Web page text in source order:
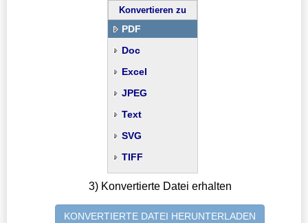
Konvertieren zu
PDF
Doc
Excel
JPEG
Text
SVG
TIFF
3) Konvertierte Datei erhalten
KONVERTIERTE DATEI HERUNTERLADEN